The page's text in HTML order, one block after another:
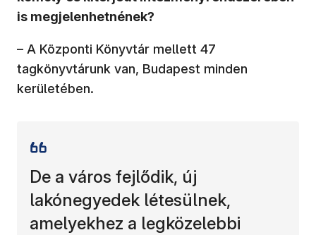
is megjelenhetnének?
– A Központi Könyvtár mellett 47
tagkönyvtárunk van, Budapest minden
kerületében.
De a város fejlődik, új
lakónegyedek létesülnek,
amelyekhez a legközelebbi